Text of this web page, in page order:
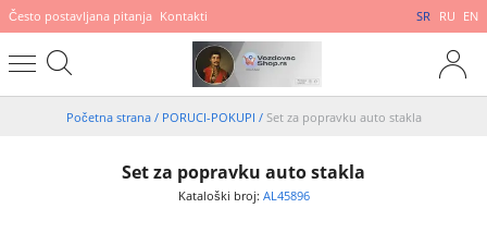
Često postavljana pitanja Kontakti SR RU EN
Početna strana / PORUCI-POKUPI / Set za popravku auto stakla
Set za popravku auto stakla
Kataloški broj: AL45896